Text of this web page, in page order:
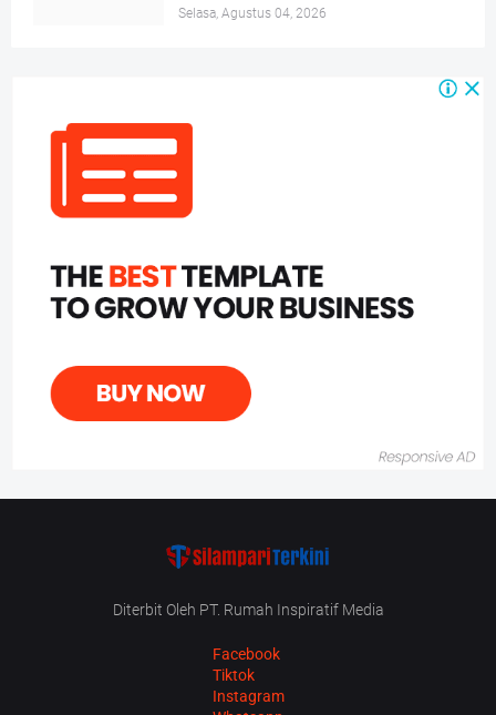
Selasa, Agustus 04, 2026
Diterbit Oleh PT. Rumah Inspiratif Media
Facebook
Tiktok
Instagram